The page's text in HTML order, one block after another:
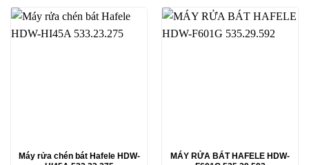
17.020.000₫.
Máy rửa chén bát Hafele HDW-
MÁY RỬA BÁT HAFELE HDW-